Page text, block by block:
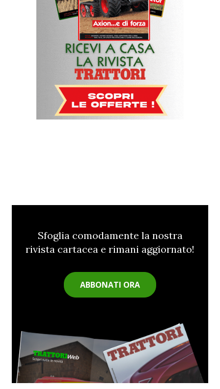
Sfoglia comodamente la nostra
rivista cartacea e rimani aggiornato!
ABBONATI ORA